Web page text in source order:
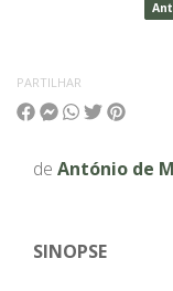
PARTILHAR
de António de
SINOPSE